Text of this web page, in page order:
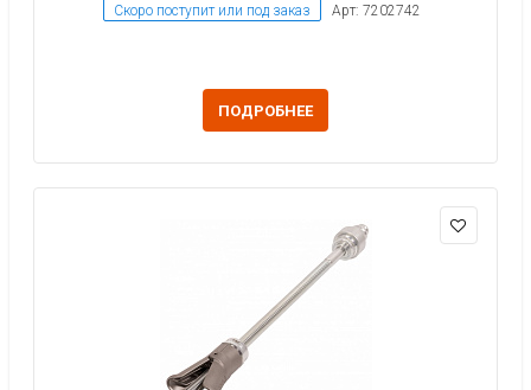
Скоро поступит или под заказ Арт: 7202742
ПОДРОБНЕЕ